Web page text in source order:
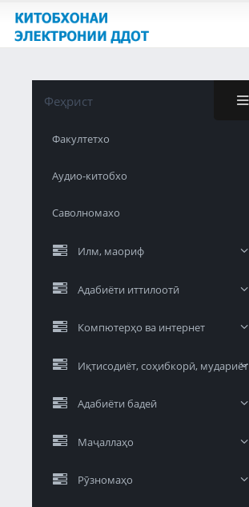
Феҳрист
Факултетхо
Аудио-китобхо
Саволномахо
Илм, маориф
Адабиёти иттилоотӣ
Компютерҳо ва интернет
Иқтисодиёт, соҳибкорӣ, мудариёт
Адабиёти бадеӣ
Маҷаллаҳо
Рӯзномаҳо